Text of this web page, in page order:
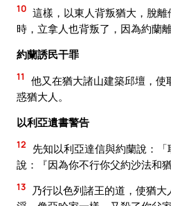
10 這樣，以東人背叛猶大，脫
時，立拿人也背叛了，因為約蘭
約蘭誘民干罪
11
他又在猶大諸山建築邱壇，使
惑猶大人。
以利亞遺書警告
12
先知以利亞達信與約蘭說：
說：『因為你不行你父約沙法和
13
乃行以色列諸王的道，使猶